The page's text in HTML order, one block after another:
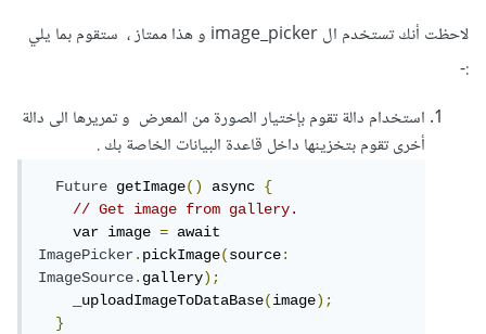
ولا يشترط ان يحدث حقول الإدخال (أظن ان المشكلة لديك بسبب
لاحظت أنك تستخدم ال image_picker و هذا ممتاز ، ستقوم بما يلي
:-
استخدام دالة تقوم بإختيار الصورة من المعرض و تمريرها الى دالة
أخرى تقوم بتخزينها داخل قاعدة البيانات الخاصة بك .
Future getImage() async {
// Get image from gallery.
    var image
=
ImagePicker.pickImage(source:
ImageSource.gallery);
    _uploadImageToDataBase
(image);
}